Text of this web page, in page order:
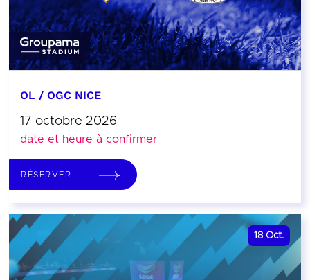
OL / OGC NICE
17 octobre 2026
date et heure à confirmer
RÉSERVER
18 Oct.